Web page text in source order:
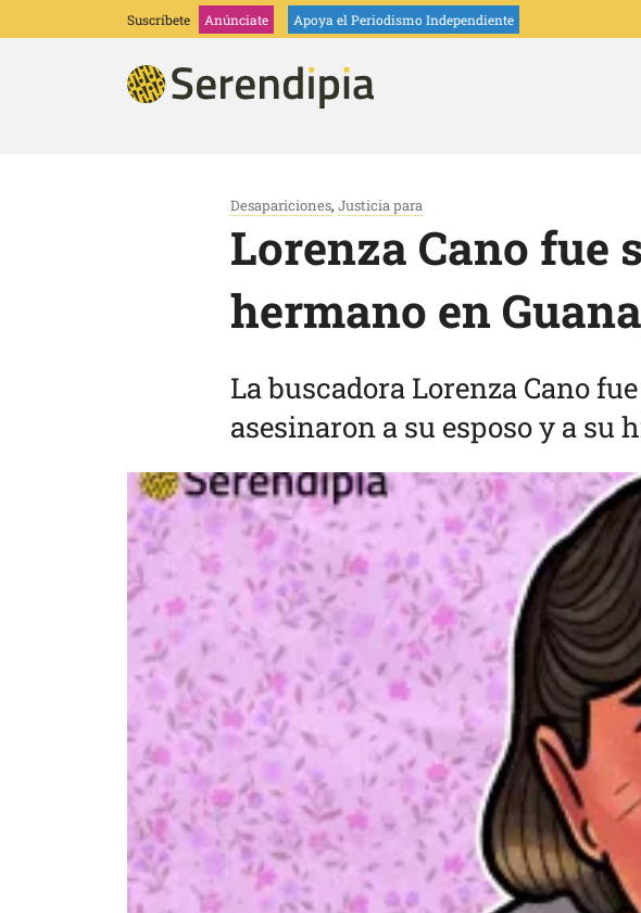
Suscríbete Anúnciate Apoya el Periodismo Independiente
Desapariciones, Justicia para
Lorenza Cano fue
hermano en
La buscadora Lorenza Cano
asesinaron a su esposo y a su